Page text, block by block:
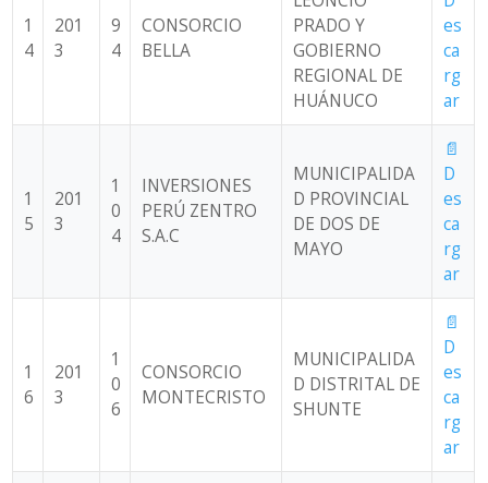
1
4
201
3
9
4
CONSORCIO
BELLA
PRADO Y
GOBIERNO
REGIONAL DE
HUÁNUCO
es
ca
rg
ar
1
5
201
3
1
0
4
INVERSIONES
PERÚ ZENTRO
S.A.C
MUNICIPALIDA
D PROVINCIAL
DE DOS DE
MAYO
📄
D
es
ca
rg
ar
1
6
201
3
1
0
6
CONSORCIO
MONTECRISTO
MUNICIPALIDA
D DISTRITAL DE
SHUNTE
📄
D
es
ca
rg
ar